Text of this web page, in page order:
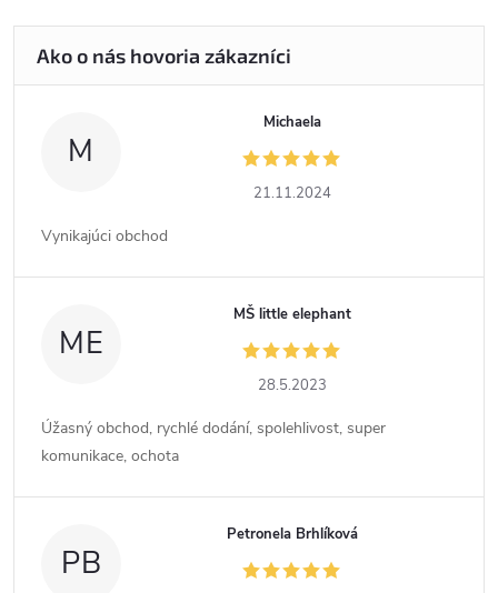
M
Michaela
21.11.2024
Vynikajúci obchod
ME
MŠ little elephant
28.5.2023
Úžasný obchod, rychlé dodání, spolehlivost, super
komunikace, ochota
PB
Petronela Brhlíková